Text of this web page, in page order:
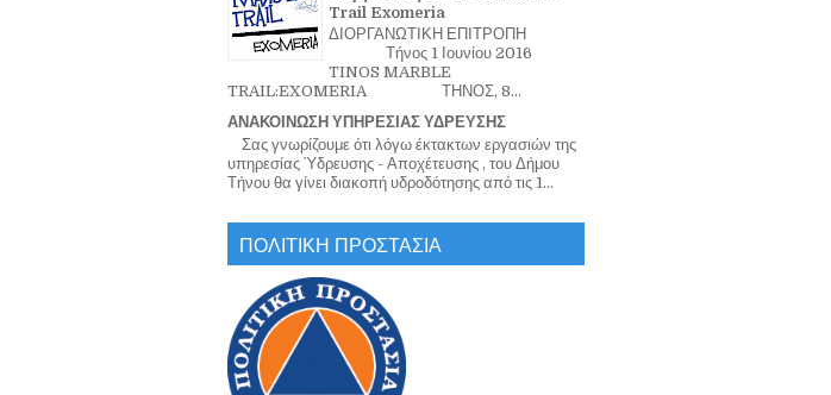
Trail Exomeria
ΔΙΟΡΓΑΝΩΤΙΚΗ ΕΠΙΤΡΟΠΗ
Τήνος 1 Ιουνίου 2016
TINOS MARBLE
TRAIL:EXOMERIA ΤΗΝΟΣ, 8...
ΑΝΑΚΟΙΝΩΣΗ ΥΠΗΡΕΣΙΑΣ ΥΔΡΕΥΣΗΣ
Σας γνωρίζουμε ότι λόγω έκτακτων εργασιών της
υπηρεσίας Ύδρευσης - Αποχέτευσης , του Δήμου
Τήνου θα γίνει διακοπή υδροδότησης από τις 1...
ΠΟΛΙΤΙΚΗ ΠΡΟΣΤΑΣΙΑ